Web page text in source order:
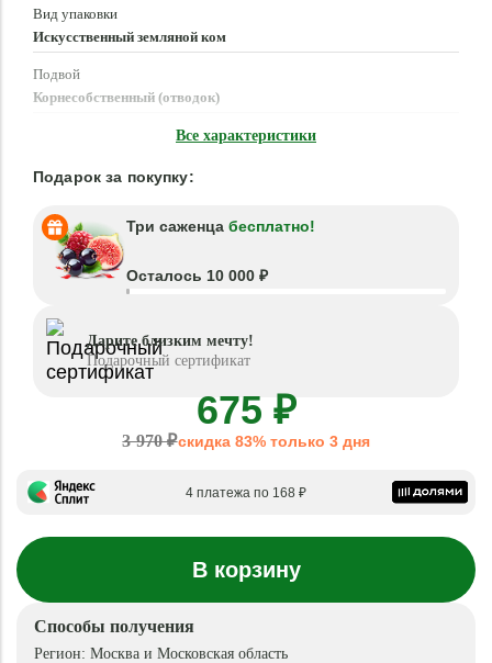
Вид упаковки
Искусственный земляной ком
Подвой
Корнесобственный (отводок)
Все характеристики
Подарок за покупку:
Три саженца бесплатно!
Осталось 10 000 ₽
Дарите близким мечту!
Подарочный сертификат
675 ₽
3 970 ₽скидка 83% только 3 дня
4 платежа по 168 ₽
В корзину
Способы получения
Регион: Москва и Московская область